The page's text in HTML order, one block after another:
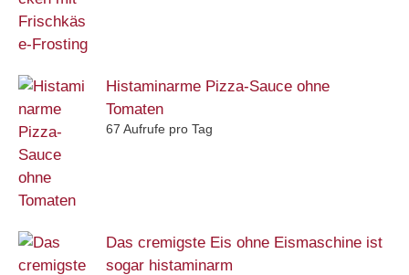
Histaminarme Pizza-Sauce ohne
Tomaten
67 Aufrufe pro Tag
Das cremigste Eis ohne Eismaschine ist
sogar histaminarm